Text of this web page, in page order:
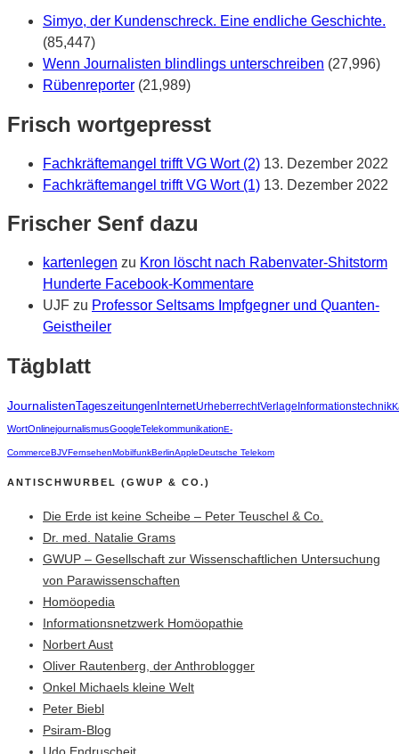
Simyo, der Kundenschreck. Eine endliche Geschichte.
(85,447)
Wenn Journalisten blindlings unterschreiben (27,996)
Rübenreporter (21,989)
Frisch wortgepresst
Fachkräftemangel trifft VG Wort (2) 13. Dezember 2022
Fachkräftemangel trifft VG Wort (1) 13. Dezember 2022
Frischer Senf dazu
kartenlegen zu Kron löscht nach Rabenvater-Shitstorm
Hunderte Facebook-Kommentare
UJF zu Professor Seltsams Impfgegner und Quanten-
Geistheiler
Tägblatt
JournalistenTageszeitungen InternetUrheberrechtVerlage Informationstechnik
WortOnlinejournalismusGoogleTelekommunikationE-
CommerceBJVFernsehenMobilfunkBerlinAppleDeutsche Telekom
ANTISCHWURBEL (GWUP & CO.)
Die Erde ist keine Scheibe – Peter Teuschel & Co.
Dr. med. Natalie Grams
GWUP – Gesellschaft zur Wissenschaftlichen Untersuchung
von Parawissenschaften
Homöopedia
Informationsnetzwerk Homöopathie
Norbert Aust
Oliver Rautenberg, der Anthroblogger
Onkel Michaels kleine Welt
Peter Biebl
Psiram-Blog